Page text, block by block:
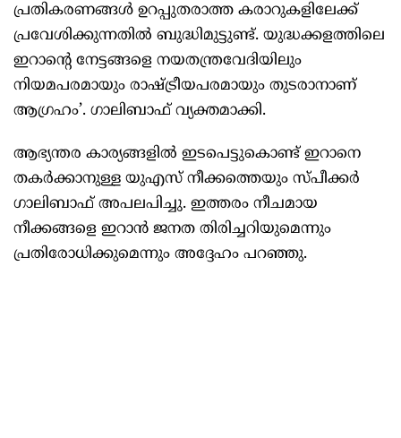
പ്രതികരണങ്ങള്‍ ഉറപ്പുതരാത്ത കരാറുകളിലേക്ക്
പ്രവേശിക്കുന്നതില്‍ ബുദ്ധിമുട്ടുണ്ട്. യുദ്ധക്കളത്തിലെ
ഇറാന്റെ നേട്ടങ്ങളെ നയതന്ത്രവേദിയിലും
നിയമപരമായും രാഷ്ട്രീയപരമായും തുടരാനാണ്
ആഗ്രഹം’. ഗാലിബാഫ് വ്യക്തമാക്കി.
ആഭ്യന്തര കാര്യങ്ങളില്‍ ഇടപെട്ടുകൊണ്ട് ഇറാനെ
തകര്‍ക്കാനുള്ള യുഎസ് നീക്കത്തെയും സ്പീക്കര്‍
ഗാലിബാഫ് അപലപിച്ചു. ഇത്തരം നീചമായ
നീക്കങ്ങളെ ഇറാന്‍ ജനത തിരിച്ചറിയുമെന്നും
പ്രതിരോധിക്കുമെന്നും അദ്ദേഹം പറഞ്ഞു.